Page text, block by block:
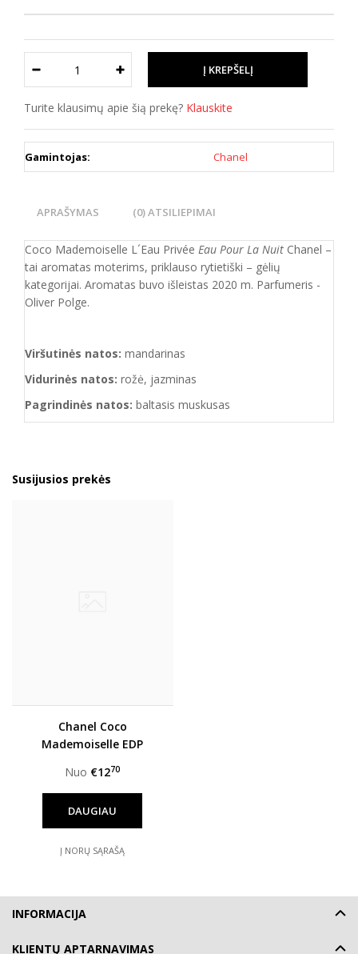
Turite klausimų apie šią prekę? Klauskite
Gamintojas: Chanel
APRAŠYMAS (0) ATSILIEPIMAI
Coco Mademoiselle L´Eau Privée Eau Pour La Nuit Chanel –
tai aromatas moterims, priklauso rytietiški – gėlių
kategorijai. Aromatas buvo išleistas 2020 m. Parfumeris -
Oliver Polge.
Viršutinės natos: mandarinas
Vidurinės natos: rožė, jazminas
Pagrindinės natos: baltasis muskusas
Susijusios prekės
Chanel Coco
Mademoiselle EDP
Nuo €1270
DAUGIAU
Į NORŲ SĄRAŠĄ
INFORMACIJA
KLIENTŲ APTARNAVIMAS